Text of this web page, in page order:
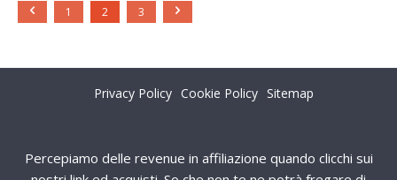
1 2 3
Privacy Policy Cookie Policy Sitemap
Percepiamo delle revenue in affiliazione quando clicchi sui